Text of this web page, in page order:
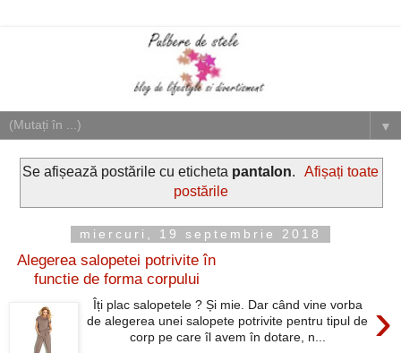
▼
Se afișează postările cu eticheta pantalon.
Afișați toate
postările
miercuri, 19 septembrie 2018
Alegerea salopetei potrivite în
functie de forma corpului
›
Îți plac salopetele ? Și mie. Dar când vine vorba
de alegerea unei salopete potrivite pentru tipul de
corp pe care îl avem în dotare, n...